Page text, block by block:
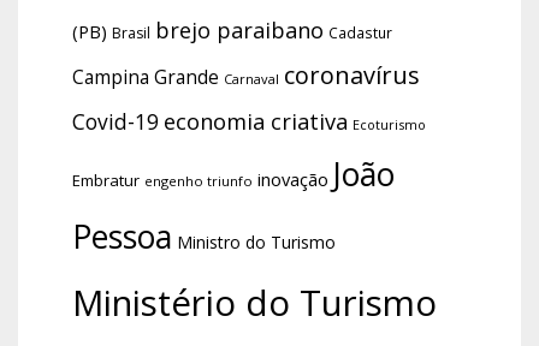
(PB) Brasil brejo paraibano Cadastur
Campina Grande Carnaval coronavírus
Covid-19 economia criativa Ecoturismo
Embratur engenho triunfo inovação João
Pessoa Ministro do Turismo
Ministério do Turismo